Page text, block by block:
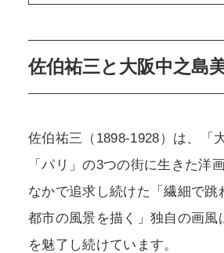
佐伯祐三と大阪中之島
佐伯祐三（1898-1928）は、「
「パリ」の3つの街に生きた洋
なかで追求し続けた「繊細で跳
都市の風景を描く」独自の画風
を魅了し続けています。